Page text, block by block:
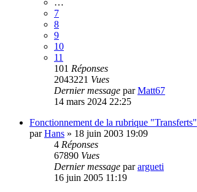
7
8
9
10
11
101 Réponses
2043221 Vues
Dernier message parMatt67
14 mars 2024 22:25
Fonctionnement de la rubrique "Transferts"
parHans » 18 juin 2003 19:09
4 Réponses
67890 Vues
Dernier message parargueti
16 juin 2005 11:19